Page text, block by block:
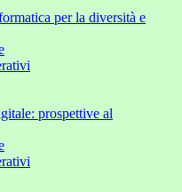
per la diversità e
prospettive al